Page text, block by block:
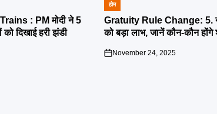
: PM मोदी ने 5
दिखाई हरी झंडी
POSTED
IN
होम
Gratuity Rule Change: 5.
को बड़ा लाभ, जानें कौन-कौन होंगे
on
November 24, 2025